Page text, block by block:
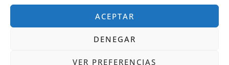
ACEPTAR
DENEGAR
VER PREFERENCIAS